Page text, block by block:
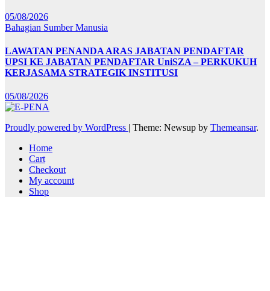
05/08/2026
Bahagian Sumber Manusia
LAWATAN PENANDA ARAS JABATAN PENDAFTAR
UPSI KE JABATAN PENDAFTAR UniSZA – PERKUKUH
KERJASAMA STRATEGIK INSTITUSI
05/08/2026
Proudly powered by WordPress Theme: Newsup by Themeansar.
Home
Cart
Checkout
My account
Shop